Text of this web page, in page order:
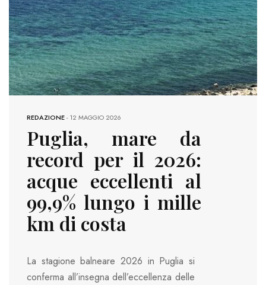
REDAZIONE-12 MAGGIO 2026
Puglia, mare da
record per il 2026:
acque eccellenti al
99,9% lungo i mille
km di costa
La stagione balneare 2026 in Puglia si
conferma all’insegna dell’eccellenza delle